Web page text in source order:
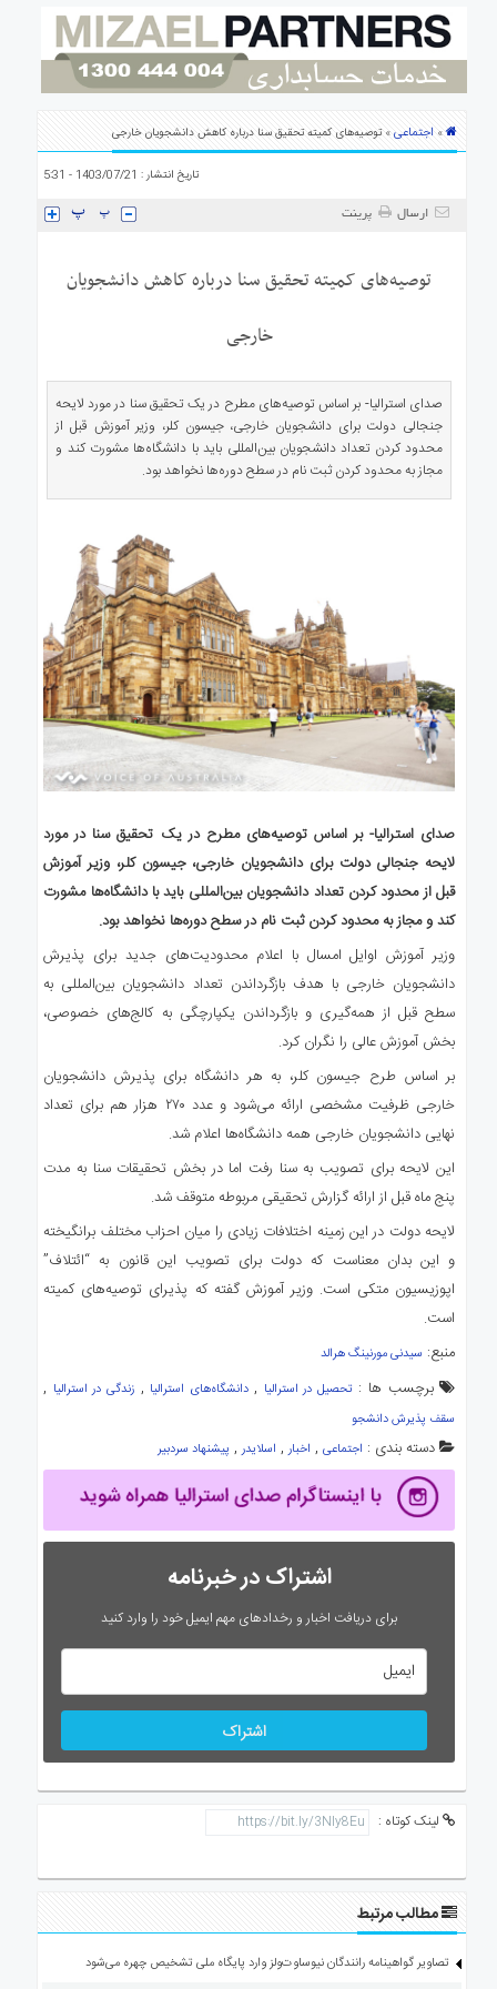
استرالیا
ارتباط» اجتماعی» توصیه‌های کمیته تحقیق سنا درباره کاهش دانشجویان خارجی
تاریخ انتشار : 1403/07/21 - 5:31
ارسال پرینت
توصیه‌های کمیته تحقیق سنا درباره کاهش دانشجویان
خارجی
صدای استرالیا- بر اساس توصیه‌های مطرح در یک تحقیق سنا در مورد لایحه
جنجالی دولت برای دانشجویان خارجی، جیسون کلر، وزیر آموزش قبل از
محدود کردن تعداد دانشجویان بین‌المللی باید با دانشگاه‌ها مشورت کند و
مجاز به محدود کردن ثبت نام در سطح دوره‌ها نخواهد بود.
صدای استرالیا- بر اساس توصیه‌های مطرح در یک تحقیق سنا در مورد
لایحه جنجالی دولت برای دانشجویان خارجی، جیسون کلر، وزیر آموزش
قبل از محدود کردن تعداد دانشجویان بین‌المللی باید با دانشگاه‌ها مشورت
کند و مجاز به محدود کردن ثبت نام در سطح دوره‌ها نخواهد بود.
وزیر آموزش اوایل امسال با اعلام محدودیت‌های جدید برای پذیرش
دانشجویان خارجی با هدف بازگرداندن تعداد دانشجویان بین‌المللی به
سطح قبل از همه‌گیری و بازگرداندن یکپارچگی به کالج‌های خصوصی،
بخش آموزش عالی را نگران کرد.
بر اساس طرح جیسون کلر، به هر دانشگاه برای پذیرش دانشجویان
خارجی ظرفیت مشخصی ارائه می‌شود و عدد ۲۷۰ هزار هم برای تعداد
نهایی دانشجویان خارجی همه دانشگاه‌ها اعلام شد.
این لایحه برای تصویب به سنا رفت اما در بخش تحقیقات سنا به مدت
پنج ماه قبل از ارائه گزارش تحقیقی مربوطه متوقف شد.
لایحه دولت در این زمینه اختلافات زیادی را میان احزاب مختلف برانگیخته
و این بدان معناست که دولت برای تصویب این قانون به “ائتلاف”
اپوزیسیون متکی است. وزیر آموزش گفته که پذیرای توصیه‌های کمیته
است.
منبع: سیدنی مورنینگ هرالد
برچسب ها : تحصیل در استرالیا ,دانشگاه‌های استرالیا ,زندگی در استرالیا ,
سقف پذیرش دانشجو
دسته بندی : اجتماعی, اخبار, اسلایدر, پیشنهاد سردبیر
اشتراک در خبرنامه
برای دریافت اخبار و رخدادهای مهم ایمیل خود را وارد کنید
اشتراک
لینک کوتاه :
مطالب مرتبط
تصاویر گواهینامه رانندگان نیوساوت‌ولز وارد پایگاه ملی تشخیص چهره می‌شود